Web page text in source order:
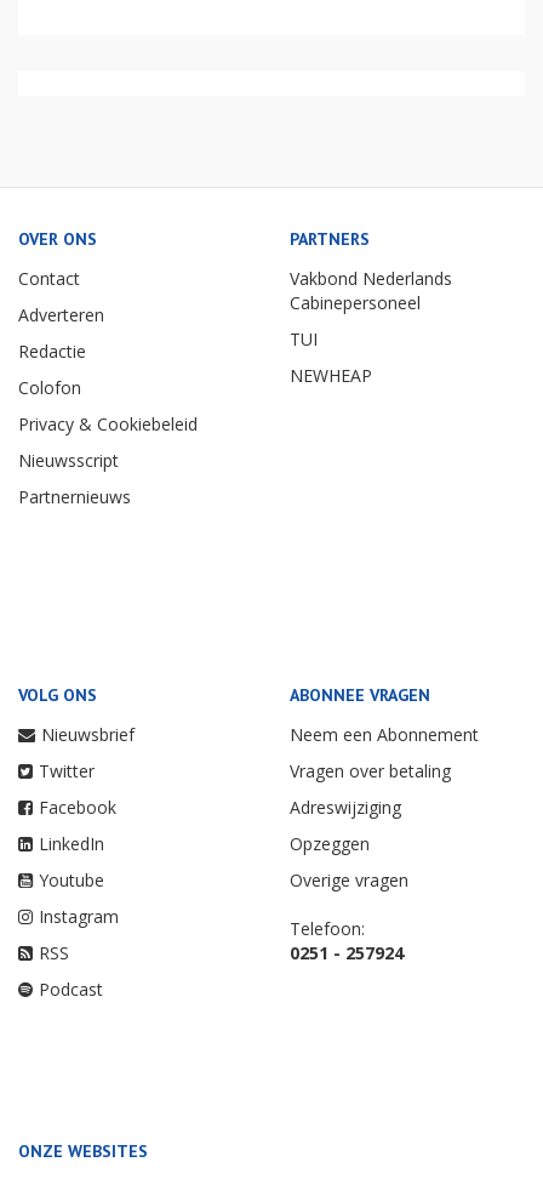
OVER ONS
Contact
Adverteren
Redactie
Colofon
Privacy & Cookiebeleid
Nieuwsscript
Partnernieuws
PARTNERS
Vakbond Nederlands
Cabinepersoneel
TUI
NEWHEAP
VOLG ONS
Nieuwsbrief
Twitter
Facebook
LinkedIn
Youtube
Instagram
RSS
Podcast
ABONNEE VRAGEN
Neem een Abonnement
Vragen over betaling
Adreswijziging
Opzeggen
Overige vragen
Telefoon:
0251 - 257924
ONZE WEBSITES